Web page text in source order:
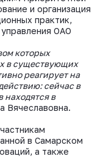
и организация
практик,
ОАО
которых
в существующих
реагирует на
сейчас в
находятся в
Вячеславовна.
в Самарском
а также